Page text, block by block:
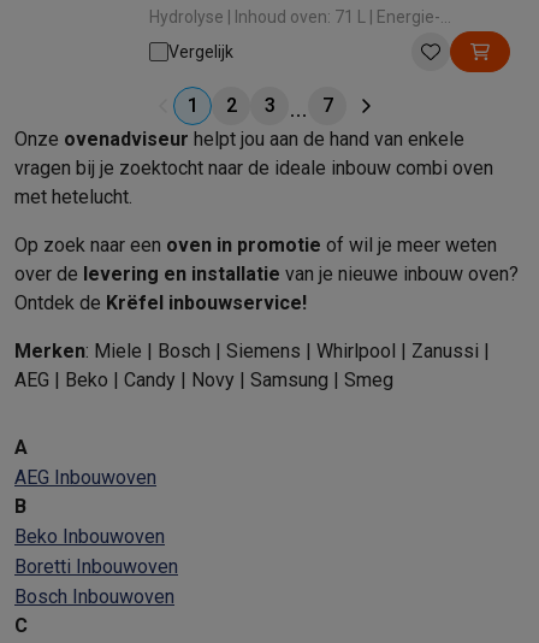
Hydrolyse | Inhoud oven: 71 L | Energie-
efficiëntieklasse: A+ | Verwarmingswijze:
Vergelijk
1 2 3
7
Onze ovenadviseur helpt jou aan de hand van enkele
vragen bij je zoektocht naar de ideale inbouw combi oven
met hetelucht.
Op zoek naar een oven in promotie of wil je meer weten
over de levering en installatie van je nieuwe inbouw oven?
Ontdek de Krëfel inbouwservice!
Merken: Miele | Bosch | Siemens | Whirlpool | Zanussi |
AEG | Beko | Candy | Novy | Samsung | Smeg
A
AEG Inbouwoven
B
Beko Inbouwoven
Boretti Inbouwoven
Bosch Inbouwoven
C